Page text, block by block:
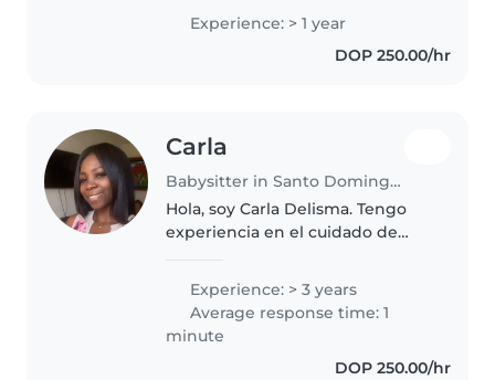
des tout-petits, des enfants
d'âge préscolaire et des enfants
Experience: > 1 year
DOP 250.00/hr
Carla
Babysitter in Santo Domingo Este
Hola, soy Carla Delisma. Tengo
experiencia en el cuidado de
de apartamentos. Soy una
persona responsable, cariñosa,
paciente y de confianza. Me
gusta..
Experience: > 3 years
Average response time: 1
minute
DOP 250.00/hr